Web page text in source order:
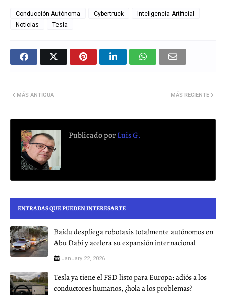
Conducción Autónoma Cybertruck
Inteligencia Artificial
Noticias
Tesla
MÁS RECIENTE
MÁS ANTIGUA
Publicado porLuis G.
ENTRADAS QUE PUEDEN INTERESARTE
Baidu despliega robotaxis totalmente autónomos en
Abu Dabi y acelera su expansión internacional
January 22, 2026
Tesla ya tiene el FSD listo para Europa: adiós a los
conductores humanos, ¿hola a los problemas?